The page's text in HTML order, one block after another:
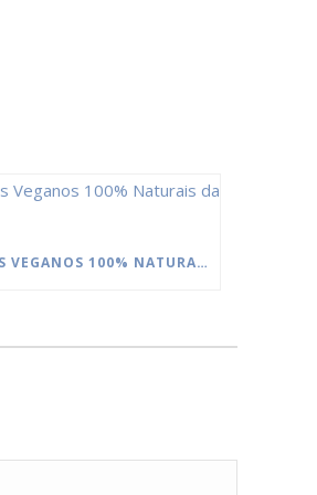
PERFUMES VEGANOS 100% NATURAIS DA QUINARÍ